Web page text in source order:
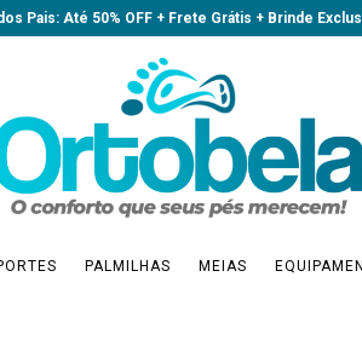
Pais: Até 50% OFF + Frete Grátis + Brinde
PALMILHAS MEIAS